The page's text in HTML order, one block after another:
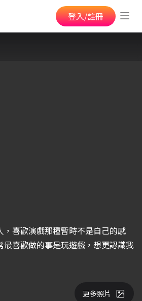
登入/註冊
，喜歡演戲那種暫時不是自己的感
最喜歡做的事是玩遊戲，想更認識我
更多照片